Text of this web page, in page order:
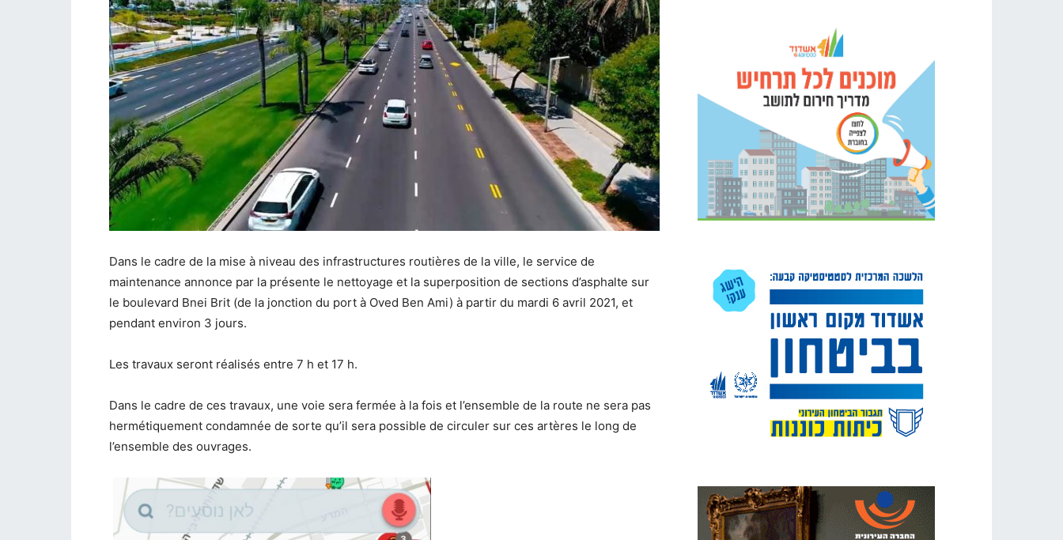
Dans le cadre de la mise à niveau des infrastructures routières de la ville, le service de
maintenance annonce par la présente le nettoyage et la superposition de sections d’asphalte sur
le boulevard Bnei Brit (de la jonction du port à Oved Ben Ami) à partir du mardi 6 avril 2021, et
pendant environ 3 jours.
Les travaux seront réalisés entre 7 h et 17 h.
Dans le cadre de ces travaux, une voie sera fermée à la fois et l’ensemble de la route ne sera pas
hermétiquement condamnée de sorte qu’il sera possible de circuler sur ces artères le long de
l’ensemble des ouvrages.